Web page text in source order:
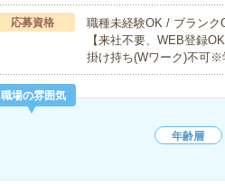
応募資格
職種未経験OK / ブラン
【来社不要、WEB登録
掛け持ち(Wワーク)不可※
職場の雰囲気
年齢層